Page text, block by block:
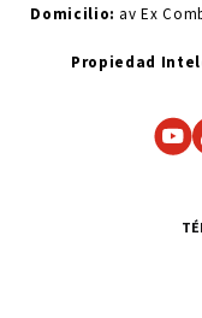
Domicilio: av Ex
Propiedad